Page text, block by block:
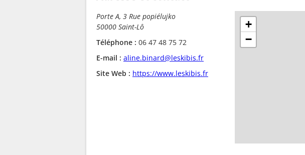
Porte A, 3 Rue popiélujko
50000 Saint-Lô
Téléphone : 06 47 48 75 72
E-mail : aline.binard@leskibis.fr
Site Web : https://www.leskibis.fr
+
−